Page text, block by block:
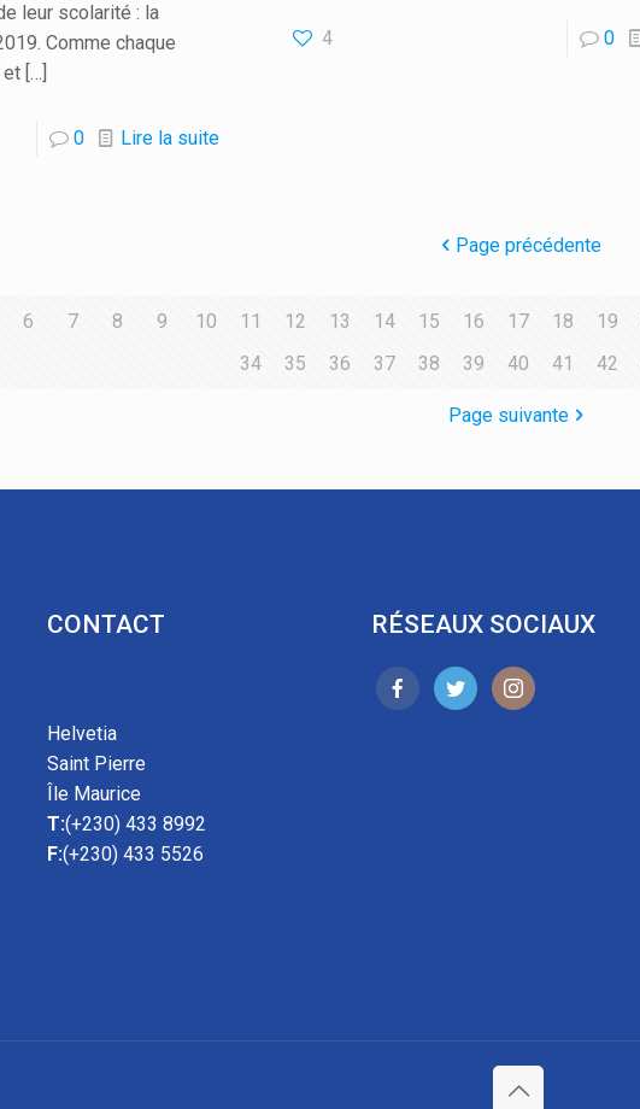
leur scolarité : la
Comme chaque
et […]
0 Lire la suite
4 0
Page précédente
6 7 8 9 10 11 12 13 14 15 16 17 18 19
34
35 36 37 38 39 40 41 42
Page suivante
CONTACT
Helvetia
Saint Pierre
Île Maurice
T:(+230) 433 8992
F:(+230) 433 5526
RÉSEAUX SOCIAUX